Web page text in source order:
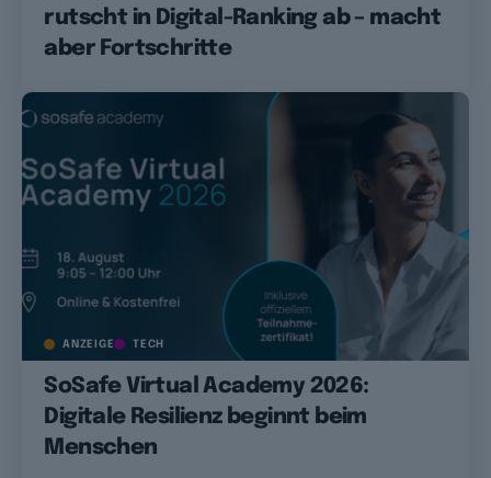
rutscht in Digital-Ranking ab – macht
aber Fortschritte
ANZEIGE TECH
SoSafe Virtual Academy 2026:
Digitale Resilienz beginnt beim
Menschen